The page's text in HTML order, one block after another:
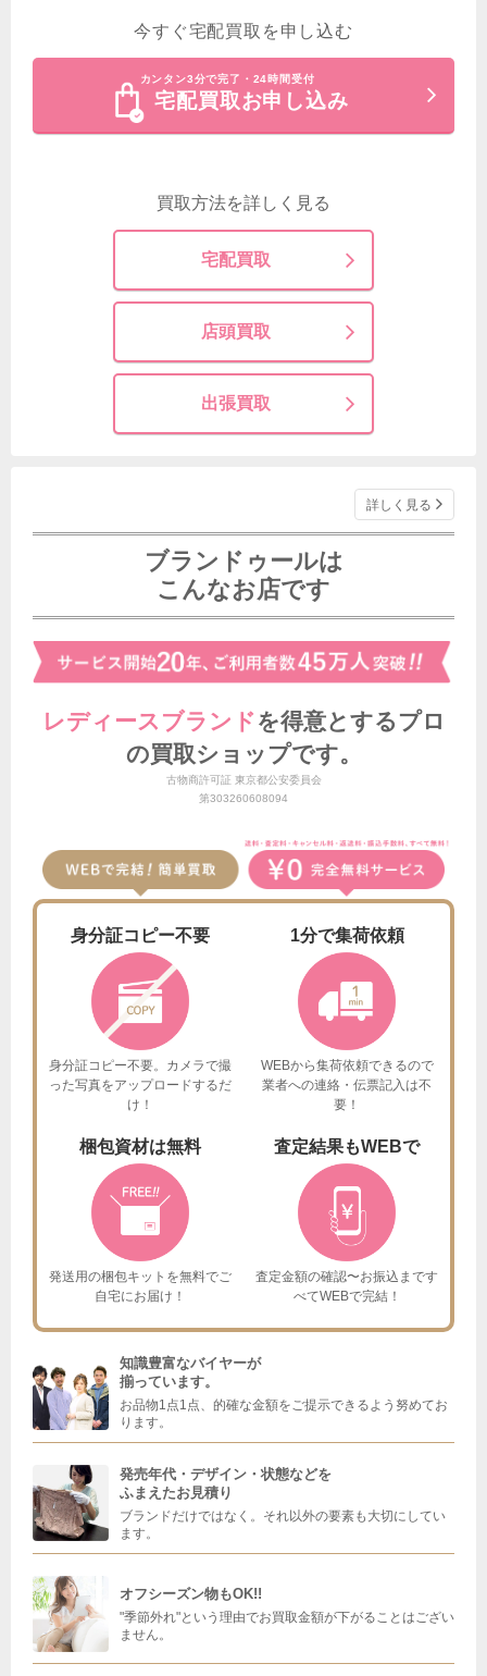
今すぐ宅配買取を申し込む
カンタン3分で完了・24時間受付
宅配買取お申し込み
買取方法を詳しく見る
宅配買取
店頭買取
出張買取
詳しく見る
ブランドゥールは
こんなお店です
レディースブランド を得意とする プロ
の買取ショップです。
古物商許可証 東京都公安委員会
第303260608094
身分証コピー不要
身分証コピー不要。カメラで撮
った写真をアップロードするだ
け！
1分で集荷依頼
WEBから集荷依頼できるので
業者への連絡・伝票記入は不
要！
梱包資材は無料
発送用の梱包キットを無料でご
自宅にお届け！
査定結果もWEBで
査定金額の確認〜お振込まです
べてWEBで完結！
知識豊富なバイヤーが
揃っています。
お品物1点1点、的確な金額をご提示できるよう努めてお
ります。
発売年代・デザイン・状態などを
ふまえたお見積り
ブランドだけではなく。それ以外の要素も大切にしてい
ます。
オフシーズン物もOK!!
"季節外れ"という理由でお買取金額が下がることはござい
ません。